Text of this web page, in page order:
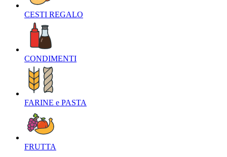
CESTI REGALO‎
CONDIMENTI‎
FARINE e PASTA‎
FRUTTA‎